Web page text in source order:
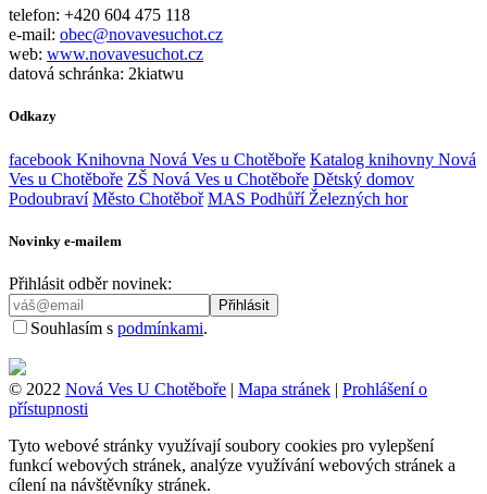
telefon: +420 604 475 118
e-mail: obec@novavesuchot.cz
web: www.novavesuchot.cz
datová schránka: 2kiatwu
Odkazy
facebook Knihovna Nová Ves u Chotěboře Katalog knihovny Nová
Ves u Chotěboře ZŠ Nová Ves u Chotěboře Dětský domov
Podoubraví Město Chotěboř MAS Podhůří Železných hor
Novinky e-mailem
Přihlásit odběr novinek:
Souhlasím s podmínkami.
© 2022 Nová Ves U Chotěboře | Mapa stránek | Prohlášení o
přístupnosti
Tyto webové stránky využívají soubory cookies pro vylepšení
funkcí webových stránek, analýze využívání webových stránek a
cílení na návštěvníky stránek.